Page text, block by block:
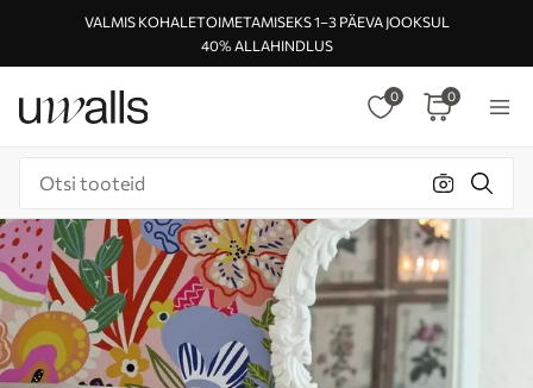
VALMIS KOHALETOIMETAMISEKS 1–3 PÄEVA JOOKSUL
40% ALLAHINDLUS
0 0